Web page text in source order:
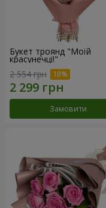
Букет троянд "Моїй
красунечці!"
2 554 грн
Замовити